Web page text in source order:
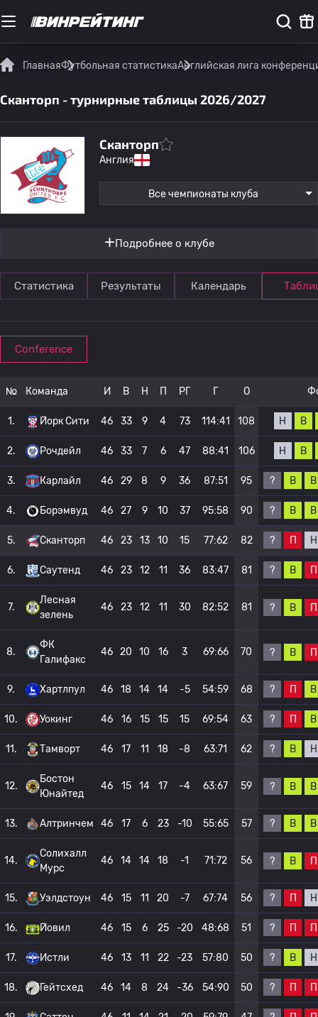
ГлавнаяФутбольная статистикаАнглийская лига
Сканторп - турнирные таблицы 2026/2027
Сканторп
Англия
Все чемпионаты клуба
Подробнее о клубе
Статистика Результаты Календарь
Conference
№ Команда И В Н П РГ Г О
1. Йорк Сити 46 33 9 4 73 114:41 108 Н В
2. Рочдейл 46 33 7 6 47 88:41 106 Н В
3. Карлайл 46 29 8 9 36 87:51 95 ? В В
4. Борэмвуд 46 27 9 10 37 95:58 90 ? В В
5. Сканторп 46 23 13 10 15 77:62 82 ? П Н
6. Саутенд 46 23 12 11 36 83:47 81 ? В П
7.
Лесная
зелень
46 23 12 11 30 82:52 81 ? В П
8.
ФК
Галифакс
46 20 10 16 3 69:66 70 ? В П
9. Хартлпул 46 18 14 14 -5 54:59 68 ? П В
10. Уокинг 46 16 15 15 15 69:54 63 ? П В
11. Тамворт 46 17 11 18 -8 63:71 62 ? В Н
12.
Бостон
Юнайтед
46 15 14 17 -4 63:67 59 ? В В
13. Алтринчем 46 17 6 23 -10 55:65 57 ? В В
14.
Солихалл
Мурс
46 14 14 18 -1 71:72 56 ? В П
15. Уэлдстоун 46 15 11 20 -7 67:74 56 ? П Н
16. Йовил 46 15 6 25 -20 48:68 51 ? П П
17. Истли 46 13 11 22 -23 57:80 50 ? В Н
18. Гейтсхед 46 14 8 24 -36 54:90 50 ? П П